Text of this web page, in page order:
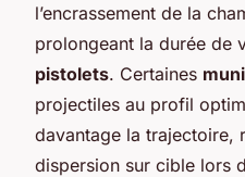
l’encrassement de la
prolongeant la durée de
pistolets. Certaines
projectiles au profil
davantage la trajectoire,
dispersion sur cible lors